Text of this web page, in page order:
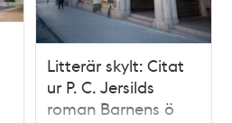
Litterär skylt: Citat
ur P. C. Jersilds
roman Barnens ö